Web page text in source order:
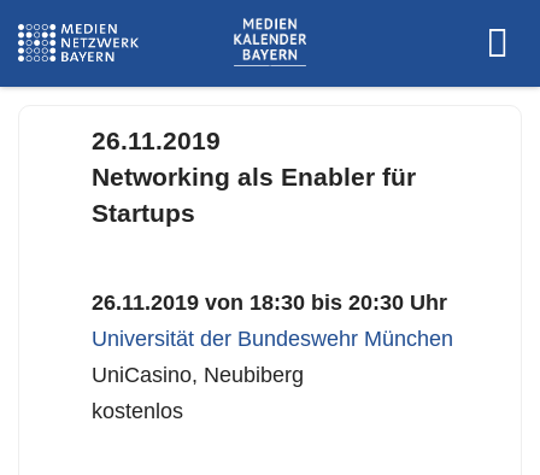
26.11.2019
Networking als Enabler für
Startups
26.11.2019 von 18:30 bis 20:30 Uhr
Universität der Bundeswehr München
UniCasino, Neubiberg
kostenlos